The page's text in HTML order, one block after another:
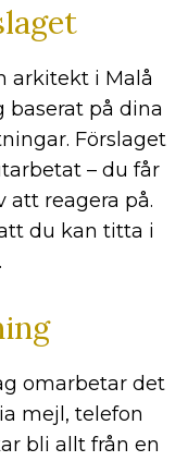
arkitekt i Malå
baserat på dina
Förslaget
– du får
att reagera på.
du kan titta i
omarbetar det
mejl, telefon
bli allt från en